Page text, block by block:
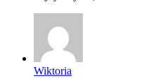
Wiktoria